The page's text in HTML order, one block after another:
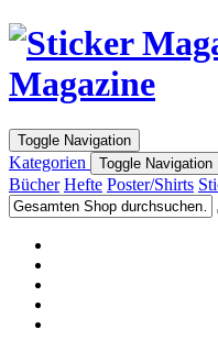
Magazine
Toggle Navigation
Kategorien Toggle Navigation
Bücher Hefte Poster/Shirts